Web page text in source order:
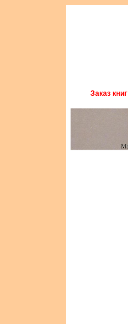
Заказ